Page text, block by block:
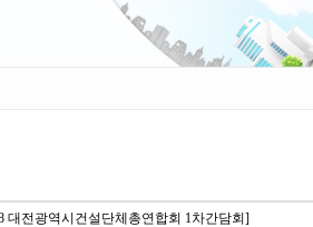
대전광역시건설단체총연합회 1차간담회]